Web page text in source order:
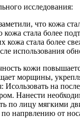
исследования:
что кожа
стала более
кожа стала более
использования
кожи
морщины,
на
Нанести
по лицу мягкими
напрвлению от